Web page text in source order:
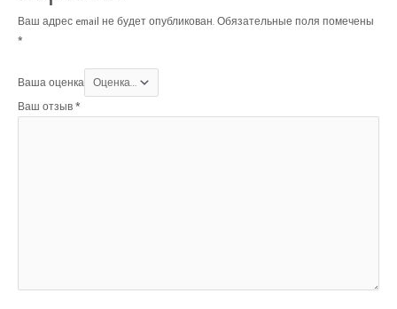
Ваш адрес email не будет опубликован. Обязательные поля помечены
*
Ваша оценка
Ваш отзыв *